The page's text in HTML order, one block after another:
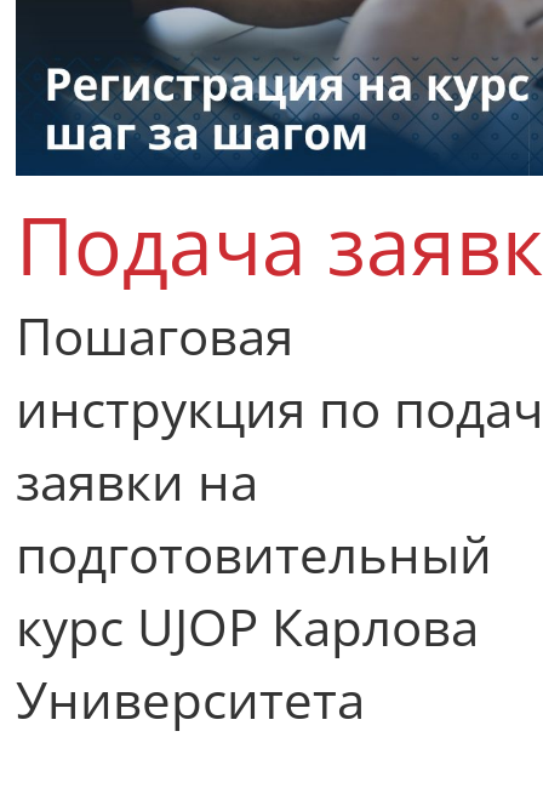
Подача
Пошаговая
инструкция по
заявки на
подготовительный
курс UJOP Карлова
Университета